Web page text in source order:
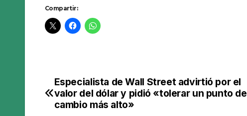
Compartir:
Navegación
de
Especialista de Wall Street advirtió por el
valor del dólar y pidió «tolerar un punto de
cambio más alto»